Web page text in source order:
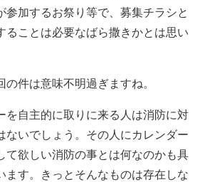
参加するお祭り等で、募集チラシと
ることは必要なばら撒きかとは思い
件は意味不明過ぎますね。
自主的に取りに来る人は消防に対
ないでしょう。その人にカレンダー
て欲しい消防の事とは何なのかも具
ます。きっとそんなものは存在しな